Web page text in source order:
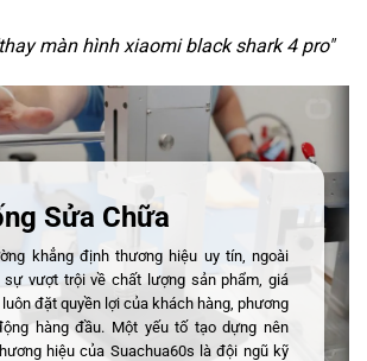
màn hình xiaomi black shark 4 pro"
Sửa Chữa
khẳng định thương hiệu uy tín, ngoài
sự vượt trội về chất lượng sản phẩm, giá
đặt quyền lợi của khách hàng, phương
hàng đầu. Một yếu tố tạo dựng nên
hiệu của Suachua60s là đội ngũ kỹ